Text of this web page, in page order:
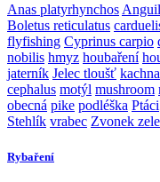
Anas platyrhynchos
Boletus reticulatus
flyfishing Cyprinus carpio
nobilis hmyz houbaření
jaterník Jelec tloušť kachna
cephalus motýl mushroom
obecná pike podléška Ptáci
Stehlík vrabec Zvonek
Rybaření